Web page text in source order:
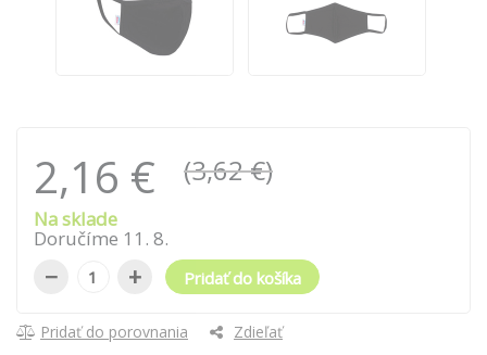
2,16 € (3,62 €)
Na sklade
Doručíme 11 . 8.
− + Pridať do košíka
Pridať do porovnania Zdieľať